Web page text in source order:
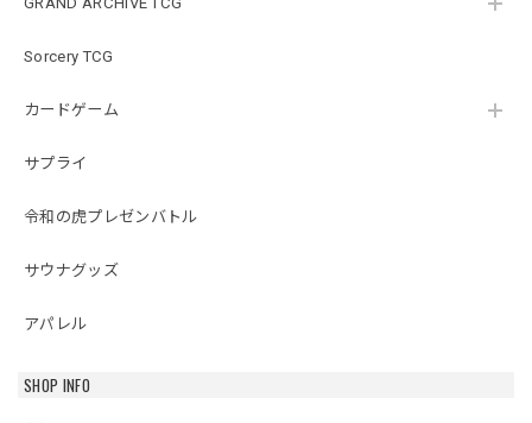
Sorcery TCG
カードゲーム
サプライ
令和の虎プレゼンバトル
サウナグッズ
アパレル
SHOP INFO